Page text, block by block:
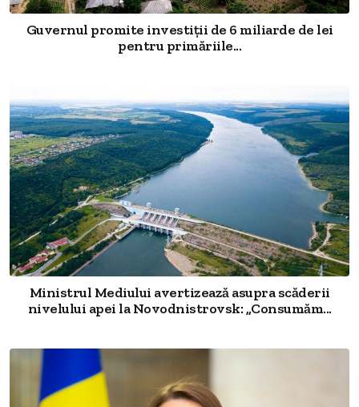
Guvernul promite investiții de 6 miliarde de lei
pentru primăriile...
Ministrul Mediului avertizează asupra scăderii
nivelului apei la Novodnistrovsk: „Consumăm...